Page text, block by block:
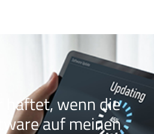
haftet, wenn die
auf meinen